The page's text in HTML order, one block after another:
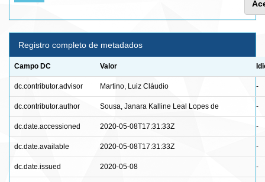
Registro completo de metadados
Campo DC Valor
dc.contributor.advisor Martino, Luiz Cláudio -
dc.contributor.author Sousa, Janara Kalline Leal Lopes de -
dc.date.accessioned 2020-05-08T17:31:33Z -
dc.date.available 2020-05-08T17:31:33Z -
dc.date.issued 2020-05-08 -